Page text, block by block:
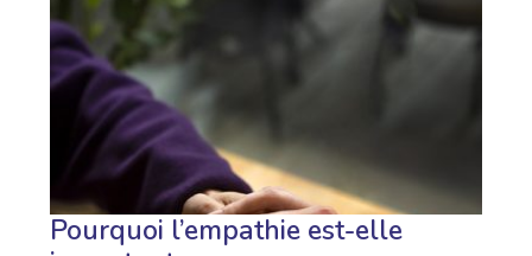
Pourquoi l’empathie est-elle